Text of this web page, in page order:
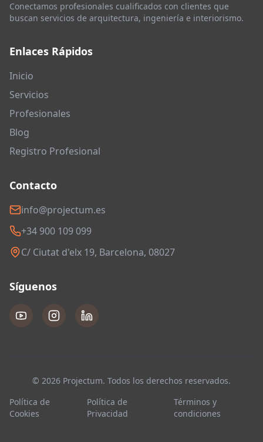
Conectamos profesionales cualificados con clientes que
buscan servicios de arquitectura, ingeniería e interiorismo.
Enlaces Rápidos
Inicio
Servicios
Profesionales
Blog
Registro Profesional
Contacto
info@projectum.es
+34 900 109 099
C/ Ciutat d'elx 19, Barcelona, 08027
Síguenos
© 2026 Projectum. Todos los derechos reservados.
Política de
Cookies
Política de
Privacidad
Términos y
condiciones